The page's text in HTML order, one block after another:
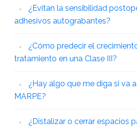
¿Evitan la sensibilidad
adhesivos autograbantes?
¿Cómo predecir el
tratamiento en una Clase III?
¿Hay algo que me diga si va
MARPE?
¿Distalizar o cerrar espacios